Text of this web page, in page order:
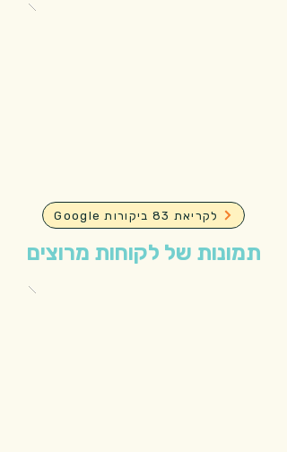
Google לקריאת 83 ביקורות
תמונות של לקוחות מרוצים